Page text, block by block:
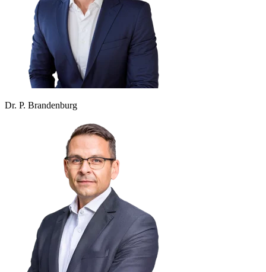
Dr. P. Brandenburg